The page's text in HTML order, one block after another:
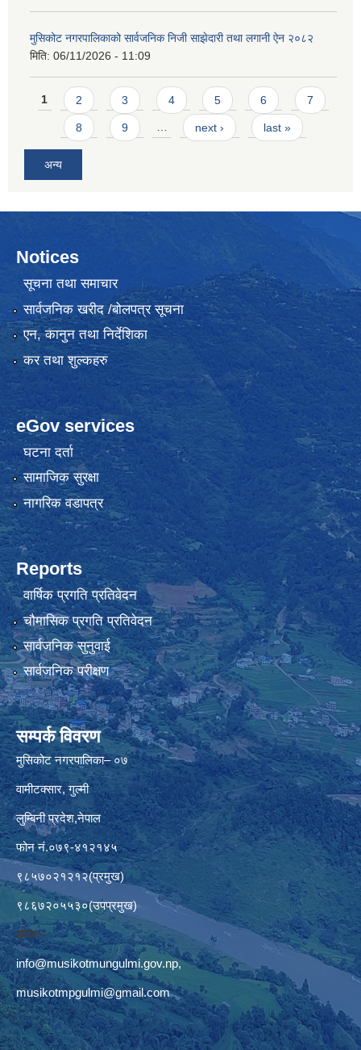
मुसिकोट नगरपालिकाको सार्वजनिक निजी साझेदारी तथा लगानी ऐन २०८२
मिति: 06/11/2026 - 11:09
Pages
1 2 3 4 5 6 7
8 9 … next › last »
अन्य
Notices
सूचना तथा समाचार
सार्वजनिक खरीद /बोलपत्र सूचना
एन, कानुन तथा निर्देशिका
कर तथा शुल्कहरु
eGov services
घटना दर्ता
सामाजिक सुरक्षा
नागरिक वडापत्र
Reports
वार्षिक प्रगति प्रतिवेदन
चौमासिक प्रगति प्रतिवेदन
सार्वजनिक सुनुवाई
सार्वजनिक परीक्षण
सम्पर्क विवरण
मुसिकोट नगरपालिका– ०७
वामीटक्सार, गुल्मी
लुम्बिनी प्रदेश,नेपाल
फोन नं.०७९-४१२१४५
९८५७०२१२१२(प्रमुख)
९८६७२०५५३०(उपप्रमुख)
इमेलः–
info@musikotmungulmi.gov.np,
musikotmpgulmi@gmail.com